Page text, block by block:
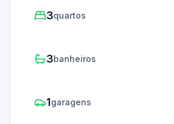
3quartos
3banheiros
1garagens